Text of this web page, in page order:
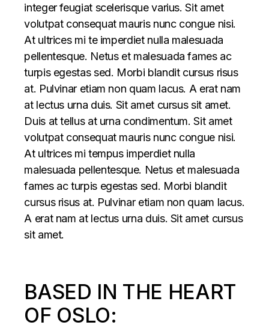
integer feugiat scelerisque varius. Sit amet
volutpat consequat mauris nunc congue nisi.
At ultrices mi te imperdiet nulla malesuada
pellentesque. Netus et malesuada fames ac
turpis egestas sed. Morbi blandit cursus risus
at. Pulvinar etiam non quam lacus. A erat nam
at lectus urna duis. Sit amet cursus sit amet.
Duis at tellus at urna condimentum. Sit amet
volutpat consequat mauris nunc congue nisi.
At ultrices mi tempus imperdiet nulla
malesuada pellentesque. Netus et malesuada
fames ac turpis egestas sed. Morbi blandit
cursus risus at. Pulvinar etiam non quam lacus.
A erat nam at lectus urna duis. Sit amet cursus
sit amet.
BASED IN THE HEART
OF OSLO: